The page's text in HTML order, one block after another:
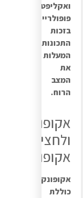
ואקליפטוס
פופולריים
בזכות
התכונות
המעלות
את
המצב
הרוח.
אקופונקטורה
ולחצי
אקופונקטורה
אקופונקטורה
כוללת